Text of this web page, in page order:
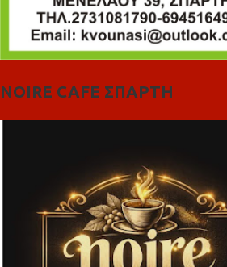
NOIRE CAFE ΣΠΑΡΤΗ